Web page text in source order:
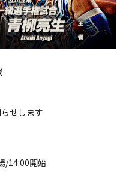
せします
/14:00開始